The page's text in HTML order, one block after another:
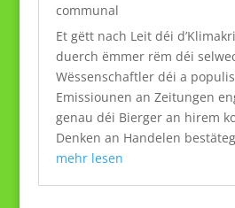
communal
Et gëtt nach Leit déi
duerch ëmmer rëm déi
Wëssenschaftler déi a
Emissiounen an Zeitungen
genau déi Bierger an hirem
Denken an Handelen
mehr lesen